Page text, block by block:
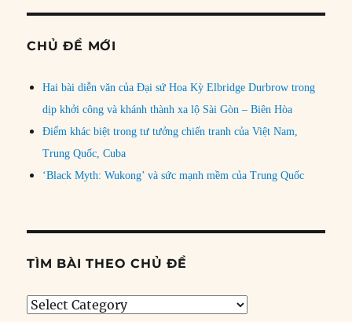
CHỦ ĐỀ MỚI
Hai bài diễn văn của Đại sứ Hoa Kỳ Elbridge Durbrow trong
dịp khởi công và khánh thành xa lộ Sài Gòn – Biên Hòa
Điểm khác biệt trong tư tưởng chiến tranh của Việt Nam,
Trung Quốc, Cuba
‘Black Myth: Wukong’ và sức mạnh mềm của Trung Quốc
TÌM BÀI THEO CHỦ ĐỀ
Tìm